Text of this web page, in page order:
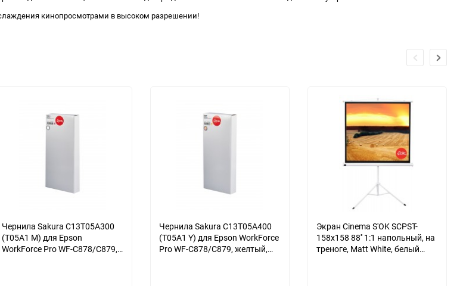
кинопросмотрами в высоком разрешении!
Чернила Sakura C13T05A300
(T05A1 M) для Epson
WorkForce Pro WF-C878/C879,
Чернила Sakura C13T05A400
(T05A1 Y) для Epson WorkForce
Pro WF-C878/C879, желтый,
Экран Cinema S'OK SCPST-
158x158 88'' 1:1 напольный, на
треноге, Matt White, белый